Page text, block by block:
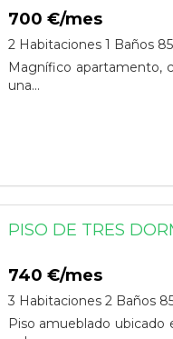
700 €/mes
2 Habitaciones 1 Baños
Magnífico apartamento,
una...
PISO DE TRES
740 €/mes
3 Habitaciones 2 Baños
Piso amueblado ubicado